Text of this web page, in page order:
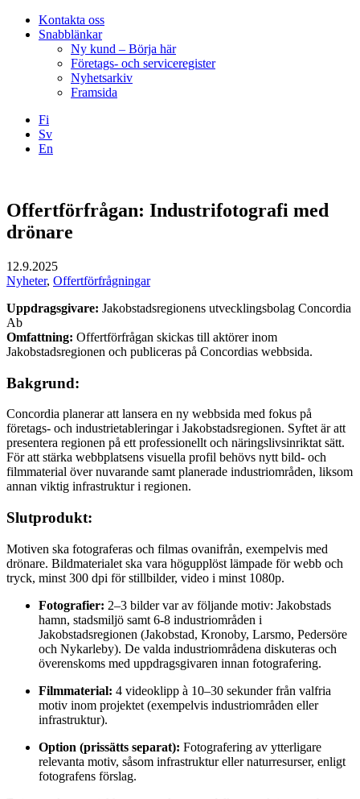
Kontakta oss
Snabblänkar
Ny kund – Börja här
Företags- och serviceregister
Nyhetsarkiv
Framsida
Fi
Sv
En
Offertförfrågan: Industrifotografi med
drönare
12.9.2025
Nyheter, Offertförfrågningar
Uppdragsgivare: Jakobstadsregionens utvecklingsbolag Concordia
Ab
Omfattning: Offertförfrågan skickas till aktörer inom
Jakobstadsregionen och publiceras på Concordias webbsida.
Bakgrund:
Concordia planerar att lansera en ny webbsida med fokus på
företags- och industrietableringar i Jakobstadsregionen. Syftet är att
presentera regionen på ett professionellt och näringslivsinriktat sätt.
För att stärka webbplatsens visuella profil behövs nytt bild- och
filmmaterial över nuvarande samt planerade industriområden, liksom
annan viktig infrastruktur i regionen.
Slutprodukt:
Motiven ska fotograferas och filmas ovanifrån, exempelvis med
drönare. Bildmaterialet ska vara högupplöst lämpade för webb och
tryck, minst 300 dpi för stillbilder, video i minst 1080p.
Fotografier: 2–3 bilder var av följande motiv: Jakobstads
hamn, stadsmiljö samt 6-8 industriområden i
Jakobstadsregionen (Jakobstad, Kronoby, Larsmo, Pedersöre
och Nykarleby). De valda industriområdena diskuteras och
överenskoms med uppdragsgivaren innan fotografering.
Filmmaterial: 4 videoklipp à 10–30 sekunder från valfria
motiv inom projektet (exempelvis industriområden eller
infrastruktur).
Option (prissätts separat): Fotografering av ytterligare
relevanta motiv, såsom infrastruktur eller naturresurser, enligt
fotografens förslag.